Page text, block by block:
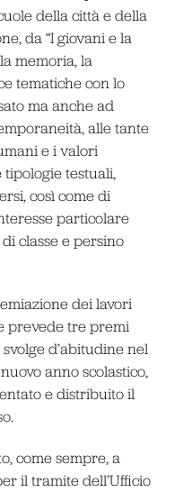
della città e della
da “I giovani e la
memoria, la
tematiche con lo
ma anche ad
alle tante
e i valori
testuali,
così come di
particolare
classe e persino
dei lavori
prevede tre premi
d’abitudine nel
anno scolastico,
e distribuito il
come sempre, a
il tramite dell’Ufficio